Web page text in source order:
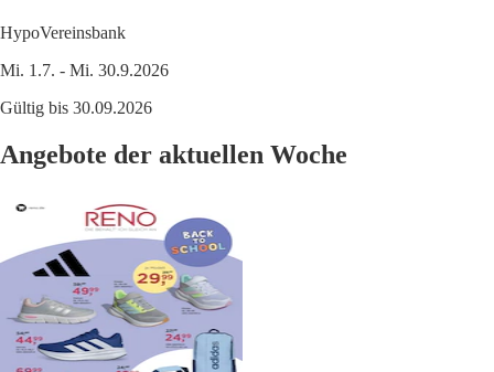
HypoVereinsbank
Mi. 1.7. - Mi. 30.9.2026
Gültig bis 30.09.2026
Angebote der aktuellen Woche